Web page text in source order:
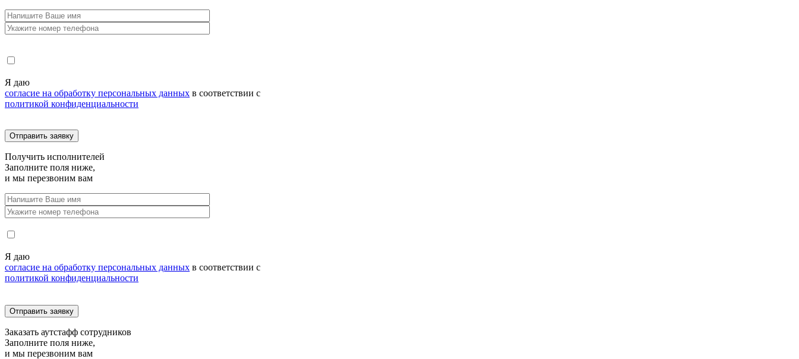
Я даю
согласие на обработку персональных данных в соответствии с
политикой конфиденциальности
Получить исполнителей
Заполните поля ниже,
и мы перезвоним вам
Я даю
согласие на обработку персональных данных в соответствии с
политикой конфиденциальности
Заказать аутстафф сотрудников
Заполните поля ниже,
и мы перезвоним вам